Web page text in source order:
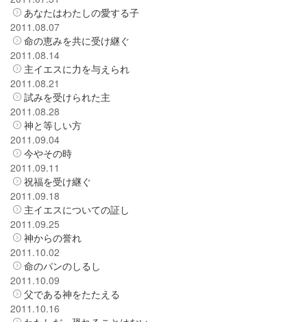
あなたはわたしの愛する子
2011.08.07
命の恵みを共に受け継ぐ
2011.08.14
主イエスに力を与えられ
2011.08.21
試みを受けられた主
2011.08.28
神と等しい方
2011.09.04
今やその時
2011.09.11
祝福を受け継ぐ
2011.09.18
主イエスについての証し
2011.09.25
神からの誉れ
2011.10.02
命のパンのしるし
2011.10.09
父である神をたたえる
2011.10.16